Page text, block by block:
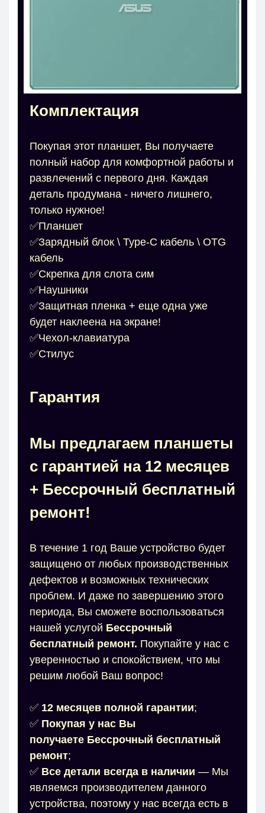
Комплектация
Покупая этот планшет, Вы получаете
полный набор для комфортной работы и
развлечений с первого дня. Каждая
деталь продумана - ничего лишнего,
только нужное!
✅Планшет
✅Зарядный блок \ Type-C кабель \ OTG
кабель
✅Скрепка для слота сим
✅Наушники
✅Защитная пленка + еще одна уже
будет наклеена на экране!
✅Чехол-клавиатура
✅Стилус
Гарантия
Мы предлагаем планшеты
с гарантией на 12 месяцев
+ Бессрочный бесплатный
ремонт!
В течение 1 год Ваше устройство будет
защищено от любых производственных
дефектов и возможных технических
проблем. И даже по завершению этого
периода, Вы сможете воспользоваться
нашей услугой Бессрочный
бесплатный ремонт. Покупайте у нас с
уверенностью и спокойствием, что мы
решим любой Ваш вопрос!
✅ 12 месяцев полной гарантии;
✅ Покупая у нас Вы
получаете Бессрочный бесплатный
ремонт;
✅ Все детали всегда в наличии — Мы
являемся производителем данного
устройства, поэтому у нас всегда есть в